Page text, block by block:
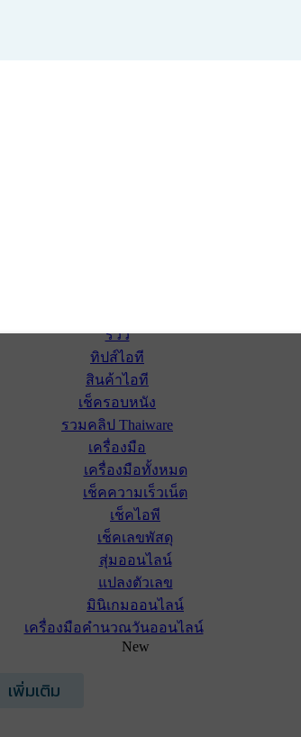
รีวิว
ทิปส์ไอที
สินค้าไอที
เช็ครอบหนัง
รวมคลิป Thaiware
เครื่องมือ
เครื่องมือทั้งหมด
เช็คความเร็วเน็ต
เช็คไอพี
เช็คเลขพัสดุ
สุ่มออนไลน์
แปลงตัวเลข
มินิเกมออนไลน์
เครื่องมือคำนวณวันออนไลน์
New
เพิ่มเติม